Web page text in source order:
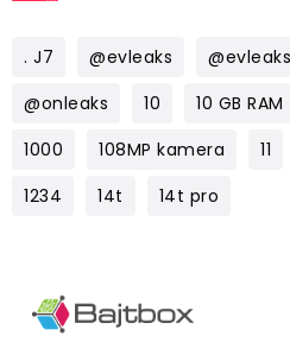
. J7 @evleaks
@onleaks
10 10 GB RAM
1000
108MP kamera 11
1234
14t 14t pro